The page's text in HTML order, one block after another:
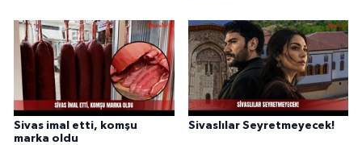
Sivas imal etti, komşu
marka oldu
Sivaslılar Seyretmeyecek!